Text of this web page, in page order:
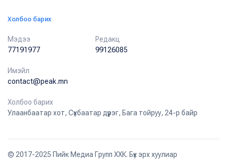
Холбоо барих
Мэдээ
77191977
Редакц
99126085
Имэйл
contact@peak.mn
Холбоо барих
Улаанбаатар хот, Сүхбаатар дүүрэг, Бага тойруу, 24-р байр
© 2017-2025 Пийк Медиа Групп ХХК. Бүх эрх хуулиар